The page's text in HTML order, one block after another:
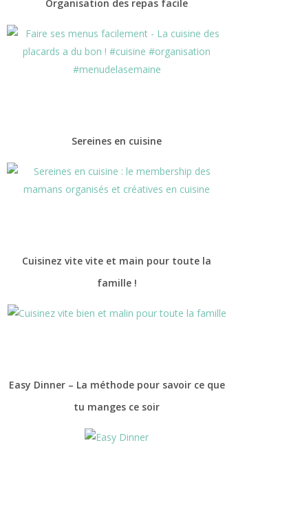
Organisation des repas facile
Sereines en cuisine
Cuisinez vite vite et main pour toute la
famille !
Easy Dinner – La méthode pour savoir ce que
tu manges ce soir